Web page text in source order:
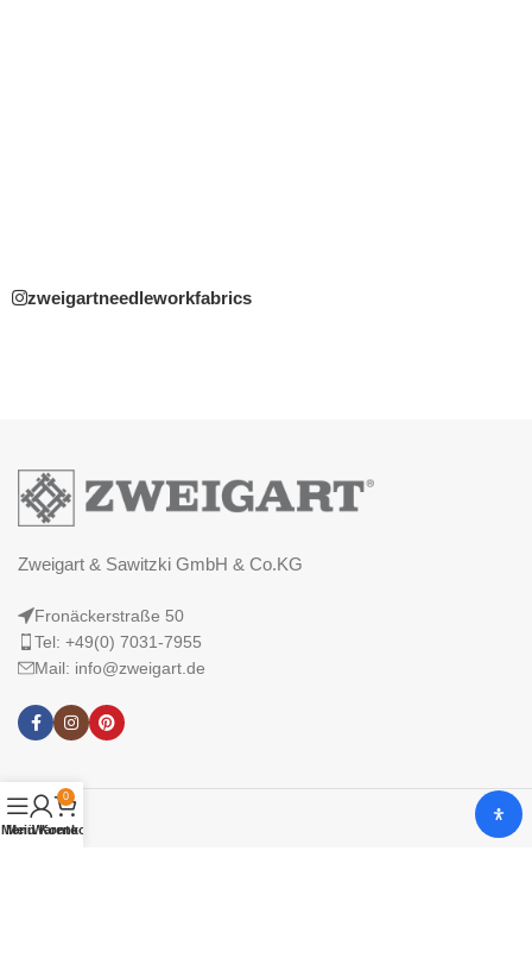
zweigartneedleworkfabrics
Zweigart & Sawitzki GmbH & Co.KG
Fronäckerstraße 50
Tel: +49(0) 7031-7955
Mail: info@zweigart.de
Menü
Mein Konto
0
Warenkorb